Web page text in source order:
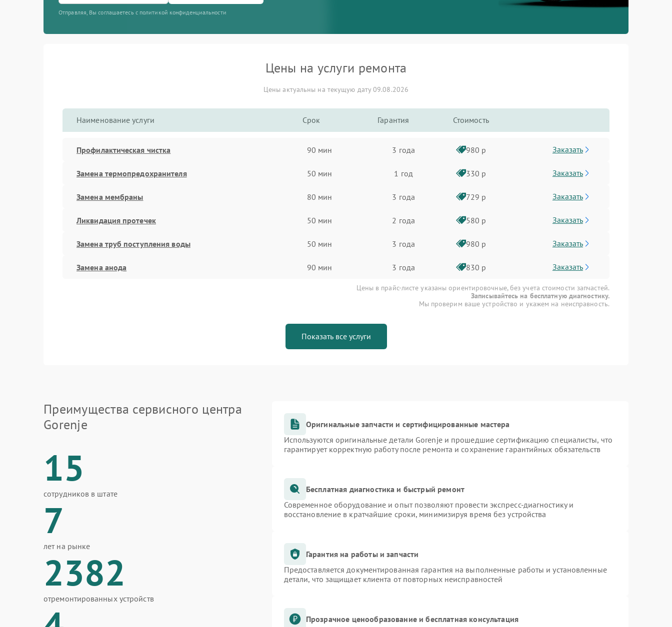
Отправляя, Вы соглашаетесь с политикой конфиденциальности
Цены на услуги ремонта
Цены актуальны на текущую дату 09.08.2026
Наименование услуги Срок Гарантия Стоимость
Профилактическая чистка 90 мин 3 года 980 р Заказать
Замена термопредохранителя 50 мин 1 год 330 р Заказать
Замена мембраны 80 мин 3 года 729 р Заказать
Ликвидация протечек 50 мин 2 года 580 р Заказать
Замена труб поступления воды 50 мин 3 года 980 р Заказать
Замена анода 90 мин 3 года 830 р Заказать
Цены в прайс-листе указаны ориентировочные, без учета стоимости запчастей.
Записывайтесь на бесплатную диагностику.
Мы проверим ваше устройство и укажем на неисправность.
Показать все услуги
Преимущества сервисного центра
Gorenje
15
сотрудников в штате
7
лет на рынке
2382
отремонтированных устройств
Оригинальные запчасти и сертифицированные мастера
Используются оригинальные детали Gorenje и прошедшие сертификацию специалисты, что
гарантирует корректную работу после ремонта и сохранение гарантийных обязательств
Бесплатная диагностика и быстрый ремонт
Современное оборудование и опыт позволяют провести экспресс-диагностику и
восстановление в кратчайшие сроки, минимизируя время без устройства
Гарантия на работы и запчасти
Предоставляется документированная гарантия на выполненные работы и установленные
детали, что защищает клиента от повторных неисправностей
Прозрачное ценообразование и бесплатная консультация